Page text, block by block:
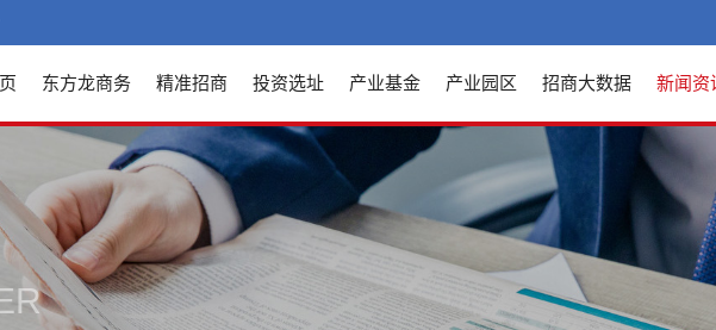
东方龙商务 精准招商 投资选址 产业基金 产业园区 招商大数据 新闻资